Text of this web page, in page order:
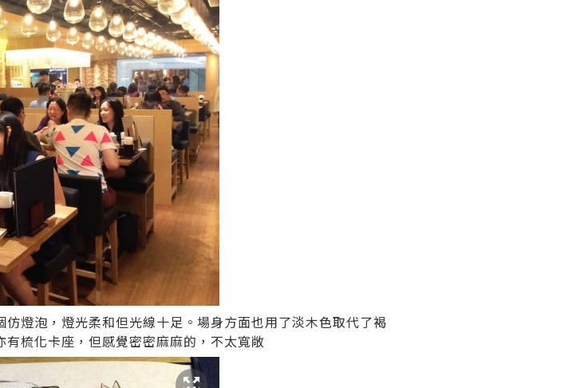
燈泡，燈光柔和但光線十足。場身方面也用了淡木色取代了褐
梳化卡座，但感覺密密麻麻的，不太寬敞